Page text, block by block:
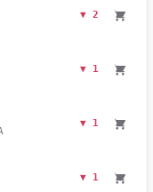
▼ 2
▼ 1
▼ 1
▼ 1